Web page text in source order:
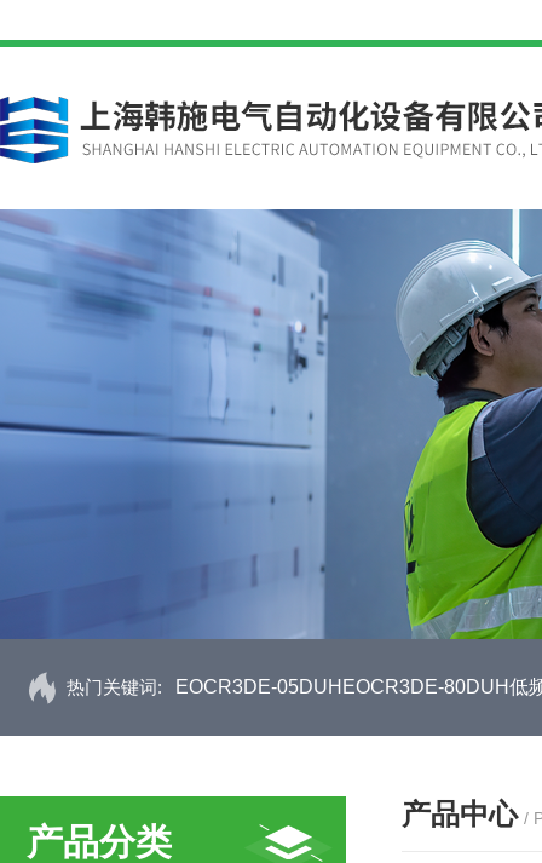
热门关键词: EOCR3DE-05DUHEOCR3DE-80DUH低
产品分类
产品中心 /